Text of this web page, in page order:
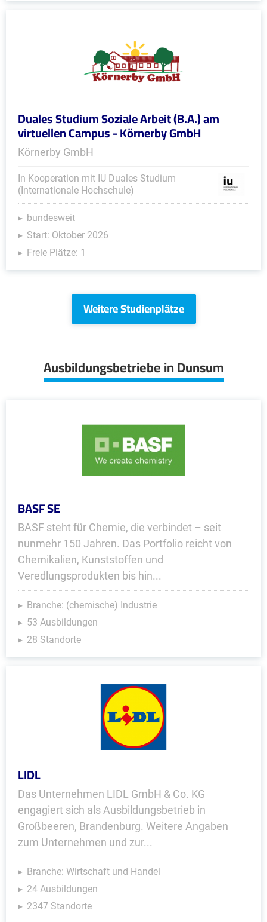
Duales Studium Soziale Arbeit (B.A.) am
virtuellen Campus - Körnerby GmbH
Körnerby GmbH
In Kooperation mit IU Duales Studium
(Internationale Hochschule)
bundesweit
Start: Oktober 2026
Freie Plätze: 1
Weitere Studienplätze
Ausbildungsbetriebe in Dunsum
BASF SE
BASF steht für Chemie, die verbindet – seit
nunmehr 150 Jahren. Das Portfolio reicht von
Chemikalien, Kunststoffen und
Veredlungsprodukten bis hin...
Branche: (chemische) Industrie
53 Ausbildungen
28 Standorte
LIDL
Das Unternehmen LIDL GmbH & Co. KG
engagiert sich als Ausbildungsbetrieb in
Großbeeren, Brandenburg. Weitere Angaben
zum Unternehmen und zur...
Branche: Wirtschaft und Handel
24 Ausbildungen
2347 Standorte